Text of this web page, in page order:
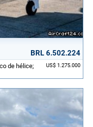
BRL 6.502.224
US$ 1.275.000
de hélice;